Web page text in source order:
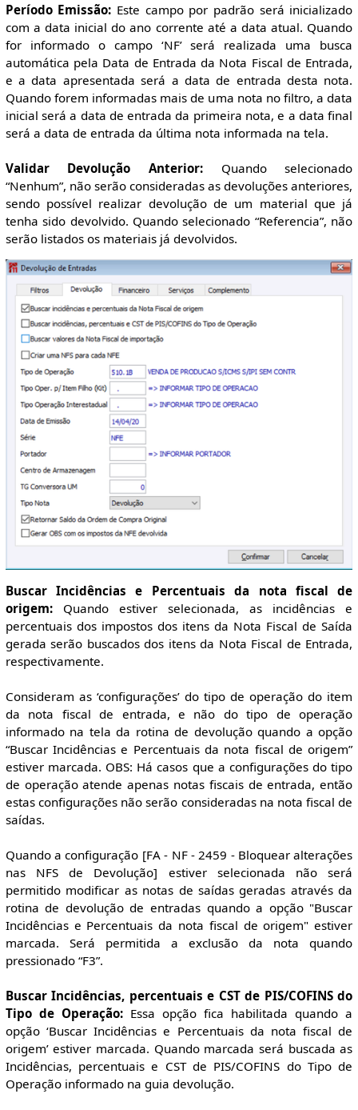
Período Emissão: Este campo por padrão será inicializado
com a data inicial do ano corrente até a data atual. Quando
for informado o campo ‘NF’ será realizada uma busca
automática pela Data de Entrada da Nota Fiscal de Entrada,
e a data apresentada será a data de entrada desta nota.
Quando forem informadas mais de uma nota no filtro, a data
inicial será a data de entrada da primeira nota, e a data final
será a data de entrada da última nota informada na tela.
Validar Devolução Anterior: Quando selecionado
“Nenhum”, não serão consideradas as devoluções anteriores,
sendo possível realizar devolução de um material que já
tenha sido devolvido. Quando selecionado “Referencia”, não
serão listados os materiais já devolvidos.
Buscar Incidências e Percentuais da nota fiscal de
origem:Quando estiver selecionada, as incidências e
percentuais dos impostos dos itens da Nota Fiscal de Saída
gerada serão buscados dos itens da Nota Fiscal de Entrada,
respectivamente.
Consideram as ‘configurações’ do tipo de operação do item
da nota fiscal de entrada, e não do tipo de operação
informado na tela da rotina de devolução quando a opção
“Buscar Incidências e Percentuais da nota fiscal de origem”
estiver marcada. OBS: Há casos que a configurações do tipo
de operação atende apenas notas fiscais de entrada, então
estas configurações não serão consideradas na nota fiscal de
saídas.
Quando a configuração [FA - NF - 2459 - Bloquear alterações
nas NFS de Devolução] estiver selecionada não será
permitido modificar as notas de saídas geradas através da
rotina de devolução de entradas quando a opção "Buscar
Incidências e Percentuais da nota fiscal de origem" estiver
marcada. Será permitida a exclusão da nota quando
pressionado “F3”.
Buscar Incidências, percentuais e CST de PIS/COFINS do
Tipo de Operação:Essa opção fica habilitada quando a
opção ‘Buscar Incidências e Percentuais da nota fiscal de
origem’ estiver marcada. Quando marcada será buscada as
Incidências, percentuais e CST de PIS/COFINS do Tipo de
Operação informado na guia devolução.